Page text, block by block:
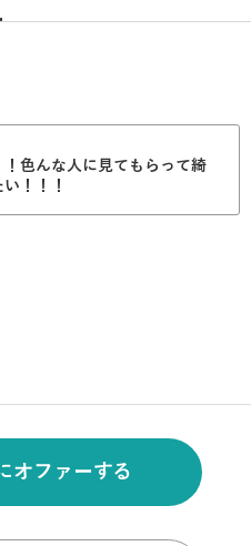
色んな人に見てもらって綺
！！！
オファーする